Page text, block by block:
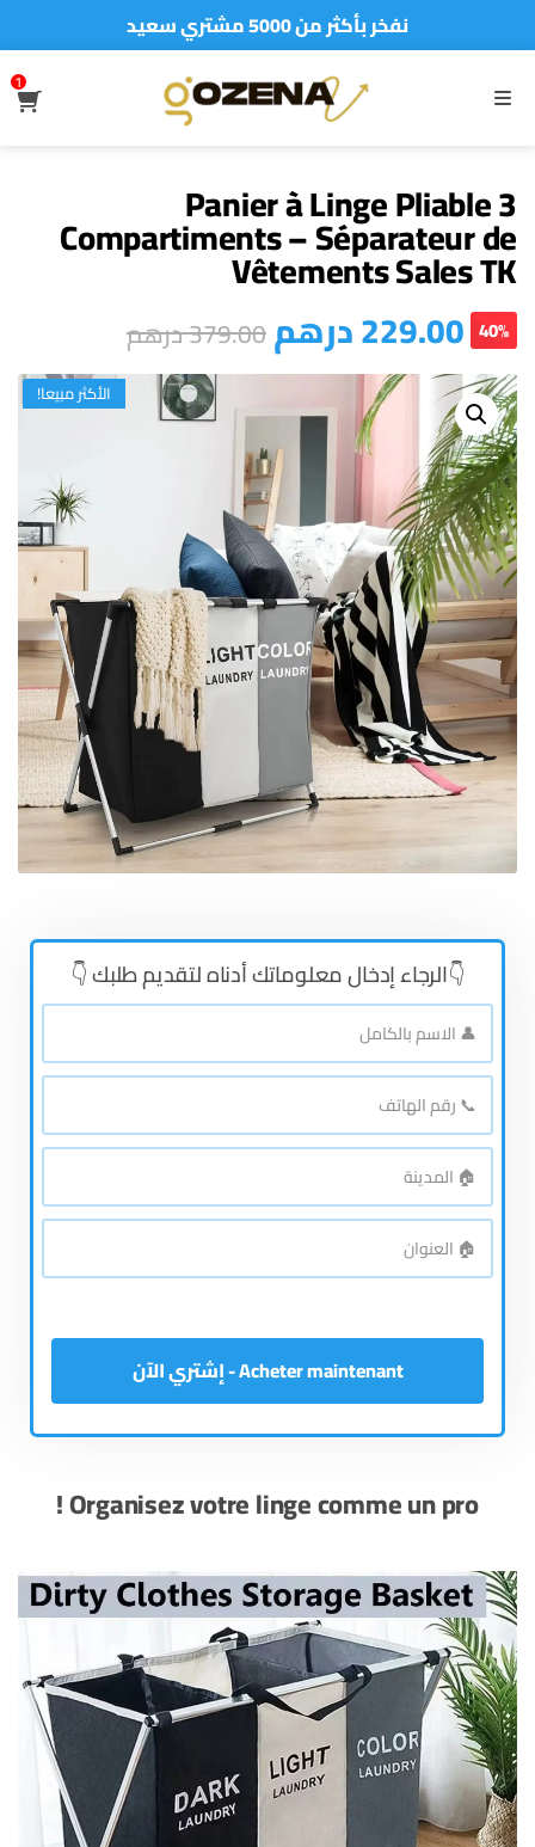
نفخر بأكثر من 5000 مشتري سعيد
MENU
1
Panier à Linge Pliable 3
Compartiments – Séparateur de
Vêtements Sales TK
229.00درهم379.00درهم 40%
الأكثر مبيعا!
👇الرجاء إدخال معلوماتك أدناه لتقديم طلبك 👇
👤
الاسم
بالكامل*
📞
رقم
الهاتف*
🏠
المدينة*
🏠
العنوان*
Acheter maintenant - إشتري الآن
Organisez votre linge comme un pro !